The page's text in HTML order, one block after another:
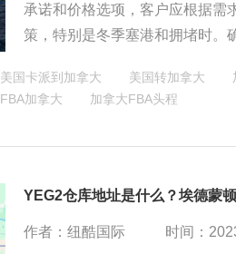
承诺和价格选项，客户应根据需
策，特别是冬季塞港和拥堵时。
美国卡派到加拿大 美国转加拿大
FBA加拿大 加拿大FBA头程
作者：纽酷国际 时间：